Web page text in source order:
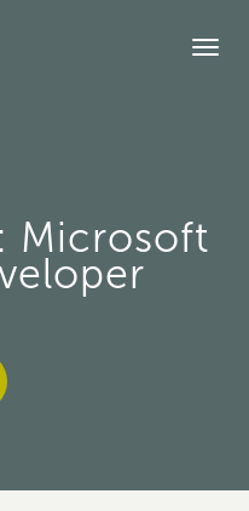
Microsoft